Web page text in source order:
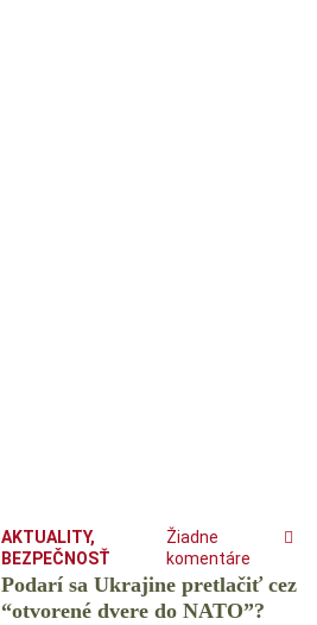
AKTUALITY,
BEZPEČNOSŤ
Žiadne
komentáre
Podarí sa Ukrajine pretlačiť cez
“otvorené dvere do NATO”?